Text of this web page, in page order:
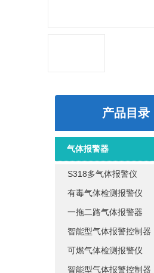
产品目录
气体报警器
S318多气体报警仪
有毒气体检测报警仪
一拖二路气体报警器
智能型气体报警控制器
可燃气体检测报警仪